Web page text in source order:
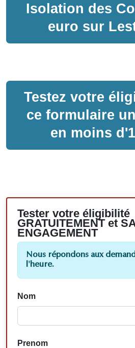
Isolation des
euro sur
Testez votre
ce formulaire
en moins
Tester votre éligibilité
GRATUITEMENT et
ENGAGEMENT
Nous répondons aux
l'heure.
Nom
Prenom